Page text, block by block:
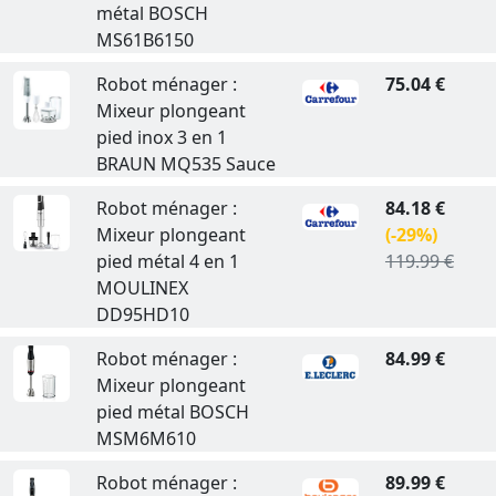
métal BOSCH
MS61B6150
Robot ménager :
Mixeur plongeant
pied inox 3 en 1
BRAUN MQ535 Sauce
75.04 €
Robot ménager :
Mixeur plongeant
pied métal 4 en 1
MOULINEX
DD95HD10
84.18 €
(-29%)
119.99 €
Robot ménager :
Mixeur plongeant
pied métal BOSCH
MSM6M610
84.99 €
Robot ménager :
89.99 €